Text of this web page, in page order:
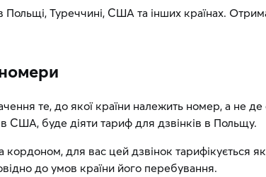
Туреччині, США та інших країнах.
те, до якої країни належить номер, а не
США, буде діяти тариф для дзвінків в Польщу.
для вас цей дзвінок тарифікується
до умов країни його перебування.